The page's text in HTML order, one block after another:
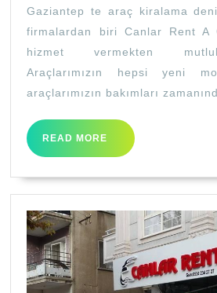
Gaziantep te araç kiralama
firmalardan biri Canlar Rent A
hizmet vermekten
Araçlarımızın hepsi yeni
araçlarımızın bakımları
READ MORE
READ
MORE